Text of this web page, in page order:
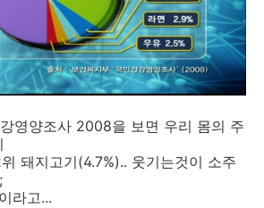
영양조사 2008을 보면 우리 몸의 주
돼지고기(4.7%).. 웃기는것이 소주
라고...